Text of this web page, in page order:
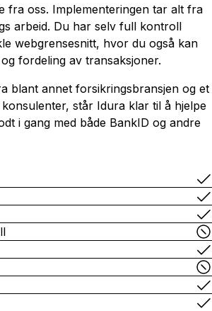
fra oss. Implementeringen tar alt fra
arbeid. Du har selv full kontroll
webgrensesnitt, hvor du også kan
fordeling av transaksjoner.
blant annet forsikringsbransjen og et
står Idura klar til å hjelpe
i gang med både BankID og andre